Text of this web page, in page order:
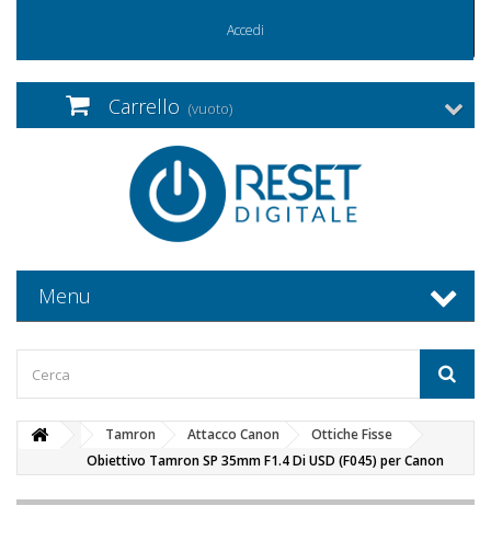
Accedi
Carrello (vuoto)
Menu
Tamron Attacco Canon
Ottiche Fisse
Obiettivo Tamron SP 35mm F1.4 Di USD (F045) per Canon